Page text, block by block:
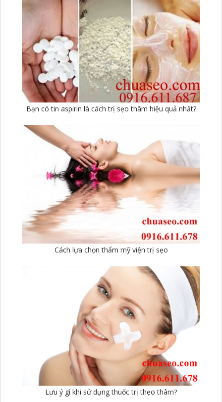
Bạn có tin aspirin là cách trị sẹo thâm hiệu quả nhất?
Cách lựa chọn thẩm mỹ viện trị sẹo
Lưu ý gì khi sử dụng thuốc trị thẹo thâm?